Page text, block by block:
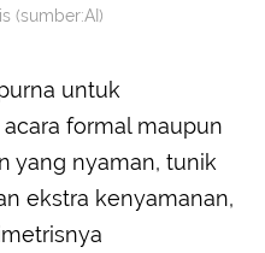
(sumber:AI)
untuk
formal maupun
yang nyaman, tunik
ekstra kenyamanan,